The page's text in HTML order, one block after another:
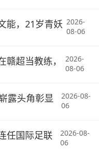
能，21岁青妖 2026-
08-06
超当教练，
2026-
08-06
露头角彰显
2026-08-
06
任国际足联
2026-08-
06